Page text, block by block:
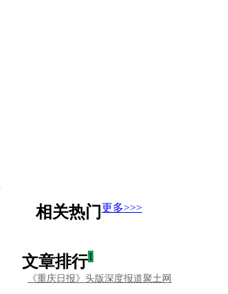
相关热门 更多>>>
文章排行1
《重庆日报》头版深度报道聚土网